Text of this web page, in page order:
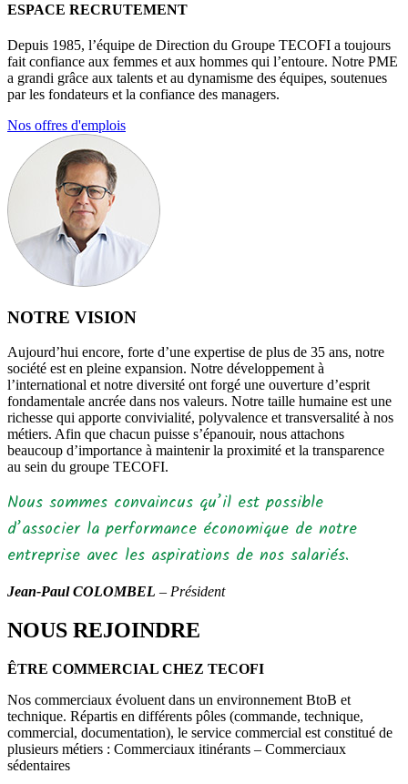
ESPACE RECRUTEMENT
Depuis 1985, l’équipe de Direction du Groupe TECOFI a toujours
fait confiance aux femmes et aux hommes qui l’entoure. Notre PME
a grandi grâce aux talents et au dynamisme des équipes, soutenues
par les fondateurs et la confiance des managers.
Nos offres d'emplois
NOTRE VISION
Aujourd’hui encore, forte d’une expertise de plus de 35 ans, notre
société est en pleine expansion. Notre développement à
l’international et notre diversité ont forgé une ouverture d’esprit
fondamentale ancrée dans nos valeurs. Notre taille humaine est une
richesse qui apporte convivialité, polyvalence et transversalité à nos
métiers. Afin que chacun puisse s’épanouir, nous attachons
beaucoup d’importance à maintenir la proximité et la transparence
au sein du groupe TECOFI.
Nous sommes convaincus qu’il est possible
d’associer la performance économique de notre
entreprise avec les aspirations de nos salariés.
Jean-Paul COLOMBEL – Président
NOUS REJOINDRE
ÊTRE COMMERCIAL CHEZ TECOFI
Nos commerciaux évoluent dans un environnement BtoB et
technique. Répartis en différents pôles (commande, technique,
commercial, documentation), le service commercial est constitué de
plusieurs métiers : Commerciaux itinérants – Commerciaux
sédentaires